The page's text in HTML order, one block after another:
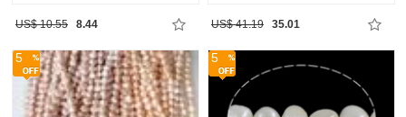
US$ 10.55 8.44 US$ 41.19 35.01
5 5